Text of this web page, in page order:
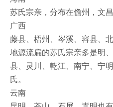
苏氏宗亲，分布在儋州，文昌
广西
藤县、梧州、岑溪、容县、
地源流扁的苏氏宗亲多是明
县、灵川、乾江、南宁、宁
氏。
云南